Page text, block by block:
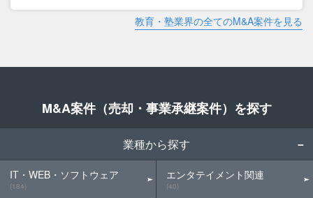
教育・塾業界の全てのM&A案件を見る
M&A案件（売却・事業承継案件）を探す
業種から探す
IT・WEB・ソフトウェア
(184)
エンタテイメント関連
(40)